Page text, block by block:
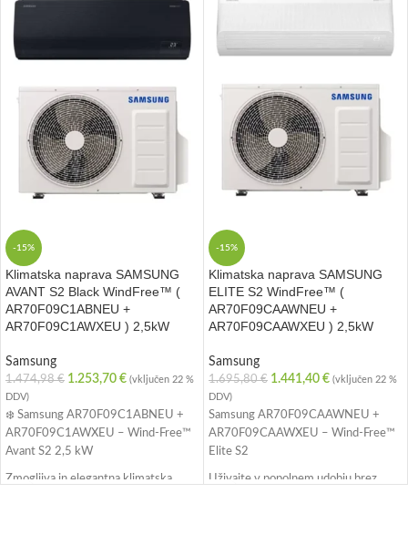
-15%
Klimatska naprava SAMSUNG
AVANT S2 Black WindFree™ (
AR70F09C1ABNEU +
AR70F09C1AWXEU ) 2,5kW
Samsung
1.474,98€ 1.253,70 € (vključen 22 %
DDV)
❄️ Samsung AR70F09C1ABNEU +
AR70F09C1AWXEU – Wind-Free™
Avant S2 2,5 kW
Zmogljiva in elegantna klimatska
-15%
Klimatska naprava SAMSUNG
ELITE S2 WindFree™ (
AR70F09CAAWNEU +
AR70F09CAAWXEU ) 2,5kW
Samsung
1.695,80€ 1.441,40 € (vključen 22 %
DDV)
Samsung AR70F09CAAWNEU +
AR70F09CAAWXEU – Wind-Free™
Elite S2
Uživajte v popolnem udobju brez